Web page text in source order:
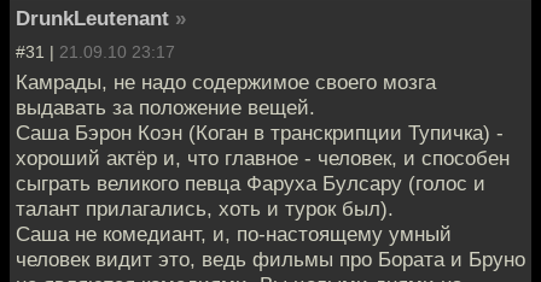
DrunkLeutenant »
#31 | 21.09.10 23:17
Камрады, не надо содержимое своего мозга
выдавать за положение вещей.
Саша Бэрон Коэн (Коган в транскрипции Тупичка) -
хороший актёр и, что главное - человек, и способен
сыграть великого певца Фаруха Булсару (голос и
талант прилагались, хоть и турок был).
Саша не комедиант, и, по-настоящему умный
человек видит это, ведь фильмы про Бората и Бруно